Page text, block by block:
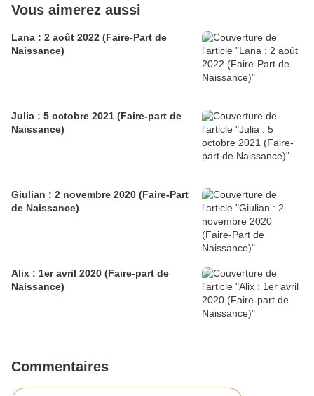
Vous aimerez aussi
Lana : 2 août 2022 (Faire-Part de
Naissance)
Julia : 5 octobre 2021 (Faire-part de
Naissance)
Giulian : 2 novembre 2020 (Faire-Part
de Naissance)
Alix : 1er avril 2020 (Faire-part de
Naissance)
Commentaires